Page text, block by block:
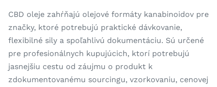
CBD oleje zahŕňajú olejové formáty kanabinoidov pre
značky, ktoré potrebujú praktické dávkovanie,
flexibilné sily a spoľahlivú dokumentáciu. Sú určené
pre profesionálnych kupujúcich, ktorí potrebujú
jasnejšiu cestu od záujmu o produkt k
zdokumentovanému sourcingu, vzorkovaniu, cenovej